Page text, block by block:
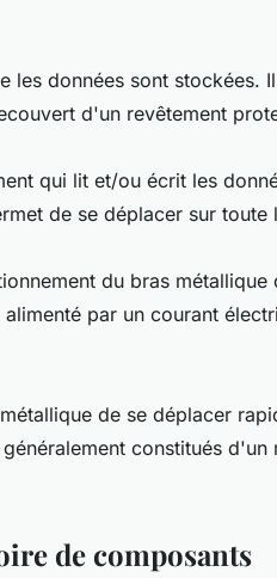
les données sont stockées.
d'un revêtement
qui lit et/ou écrit les
de se déplacer sur toute
du bras
par un courant
de se déplacer
constitués d'un
de composants